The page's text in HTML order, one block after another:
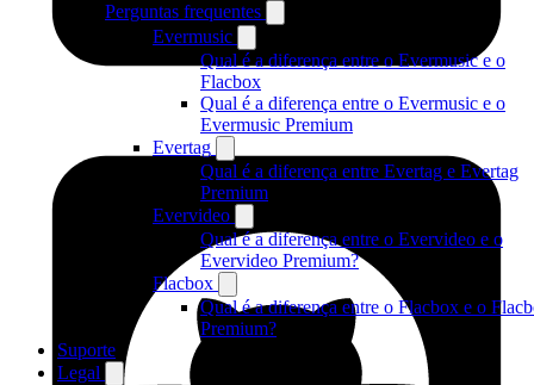
Perguntas frequentes
Evermusic
Qual é a diferença entre o Evermusic e o
Flacbox
Qual é a diferença entre o Evermusic e o
Evermusic Premium
Evertag
Qual é a diferença entre Evertag e Evertag
Premium
Evervideo
Qual é a diferença entre o Evervideo e o
Evervideo Premium?
Flacbox
Qual é a diferença entre o Flacbox e o
Premium?
Suporte
Legal